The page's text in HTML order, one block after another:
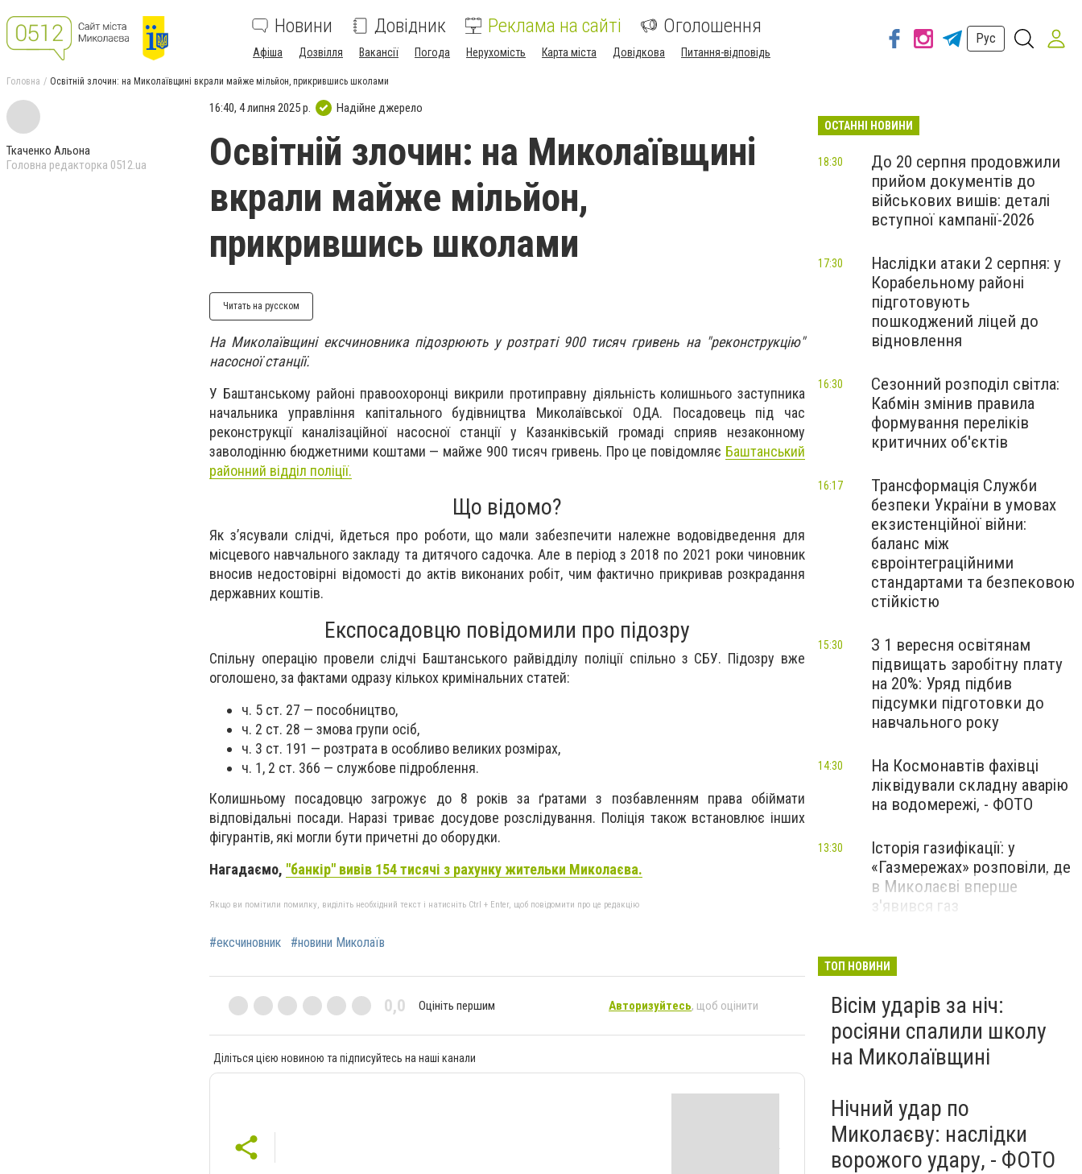
Новини Довідник Реклама на сайті Оголошення
Афіша Дозвілля Вакансії Погода Нерухомість Карта міста Довідкова Питання-відповідь
Рус
Головна Освітній злочин: на Миколаївщині вкрали майже мільйон, прикрившись школами
Ткаченко Альона
Головна редакторка 0512.ua
16:40, 4 липня 2025 р. Надійне джерело
Освітній злочин: на Миколаївщині
вкрали майже мільйон,
прикрившись школами
Читать на русском
На Миколаївщині ексчиновника підозрюють у розтраті 900 тисяч гривень на "реконструкцію"
насосної станції.
У Баштанському районі правоохоронці викрили протиправну діяльність колишнього заступника
начальника управління капітального будівництва Миколаївської ОДА. Посадовець під час
реконструкції каналізаційної насосної станції у Казанківській громаді сприяв незаконному
заволодінню бюджетними коштами — майже 900 тисяч гривень. Про це повідомляє Баштанський
районний відділ поліції.
Що відомо?
Як з’ясували слідчі, йдеться про роботи, що мали забезпечити належне водовідведення для
місцевого навчального закладу та дитячого садочка. Але в період з 2018 по 2021 роки чиновник
вносив недостовірні відомості до актів виконаних робіт, чим фактично прикривав розкрадання
державних коштів.
Експосадовцю повідомили про підозру
Спільну операцію провели слідчі Баштанського райвідділу поліції спільно з СБУ. Підозру вже
оголошено, за фактами одразу кількох кримінальних статей:
ч. 5 ст. 27 — пособництво,
ч. 2 ст. 28 — змова групи осіб,
ч. 3 ст. 191 — розтрата в особливо великих розмірах,
ч. 1, 2 ст. 366 — службове підроблення.
Колишньому посадовцю загрожує до 8 років за ґратами з позбавленням права обіймати
відповідальні посади. Наразі триває досудове розслідування. Поліція також встановлює інших
фігурантів, які могли бути причетні до оборудки.
Нагадаємо, "банкір" вивів 154 тисячі з рахунку жительки Миколаєва.
Якщо ви помітили помилку, виділіть необхідний текст і натисніть Ctrl + Enter, щоб повідомити про це редакцію
#ексчиновник #новини Миколаїв
0,0 Оцініть першим Авторизуйтесь, щоб оцінити
Діліться цією новиною та підписуйтесь на наші канали
ОСТАННІ НОВИНИ
До 20 серпня продовжили
прийом документів до
військових вишів: деталі
вступної кампанії-2026
18:30
Наслідки атаки 2 серпня: у
Корабельному районі
підготовують
пошкоджений ліцей до
відновлення
17:30
Сезонний розподіл світла:
Кабмін змінив правила
формування переліків
критичних об'єктів
16:30
Трансформація Служби
безпеки України в умовах
екзистенційної війни:
баланс між
євроінтеграційними
стандартами та безпековою
стійкістю
16:17
З 1 вересня освітянам
підвищать заробітну плату
на 20%: Уряд підбив
підсумки підготовки до
навчального року
15:30
На Космонавтів фахівці
ліквідували складну аварію
на водомережі, - ФОТО
14:30
Історія газифікації: у
«Газмережах» розповіли, де
в Миколаєві вперше
з'явився газ
13:30
Миколаєві 2026: шукаємо
перезавантаження
ПАРТНЕРСЬКИЙ СПЕЦПРОЄКТ
ТОП НОВИНИ
Вісім ударів за ніч:
росіяни спалили школу
на Миколаївщині
Нічний удар по
Миколаєву: наслідки
ворожого удару, - ФОТО